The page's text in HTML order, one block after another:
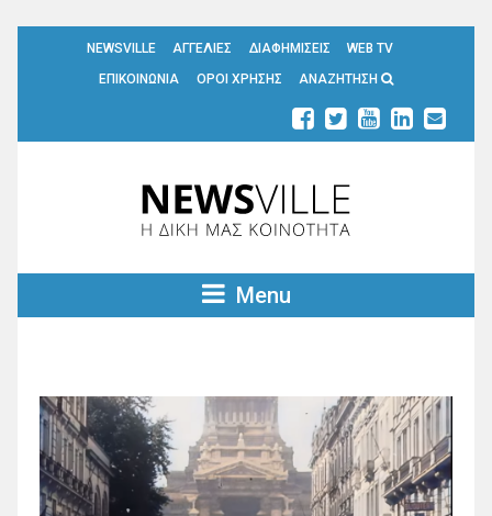
NEWSVILLE ΑΓΓΕΛΙΕΣ ΔΙΑΦΗΜΙΣΕΙΣ
WEB TV
ΕΠΙΚΟΙΝΩΝΙΑ
ΟΡΟΙ ΧΡΗΣΗΣ ΑΝΑΖΗΤΗΣΗ
Menu